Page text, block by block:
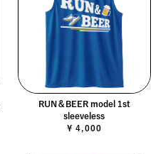
RUN＆BEER model 1st
sleeveless
¥ 4,000